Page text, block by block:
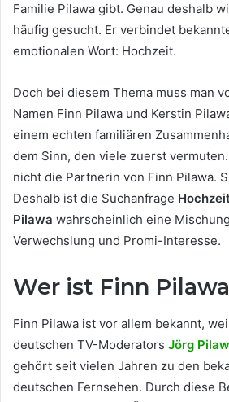
Familie Pilawa gibt. Genau deshalb
häufig gesucht. Er verbindet
emotionalen Wort: Hochzeit.
Doch bei diesem Thema muss man
Namen Finn Pilawa und Kerstin
einem echten familiären
dem Sinn, den viele zuerst
nicht die Partnerin von Finn Pilawa.
Deshalb ist die Suchanfrage
Pilawa wahrscheinlich eine
Verwechslung und Promi-Interesse.
Wer ist Finn
Finn Pilawa ist vor allem bekannt,
deutschen TV-Moderators Jörg
gehört seit vielen Jahren zu den
deutschen Fernsehen. Durch diese